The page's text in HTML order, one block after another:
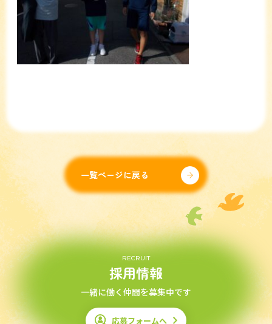
一覧ページに戻る
RECRUIT
採用情報
一緒に働く仲間を募集中です
応募フォームへ